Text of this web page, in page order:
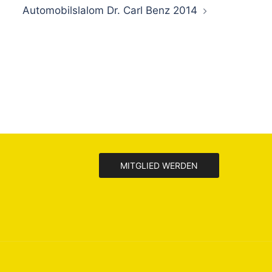
Automobilslalom Dr. Carl Benz 2014
MITGLIED WERDEN